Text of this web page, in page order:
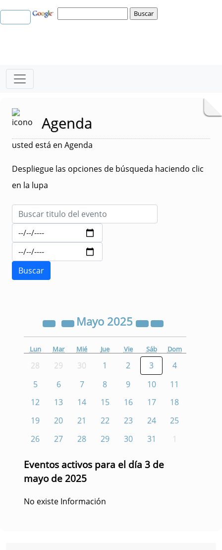
Agenda
usted está en Agenda
Despliegue las opciones de búsqueda haciendo clic
en la lupa
Mayo 2025
Lun Mar Mié Jue Vie Sáb Dom
28 29 30 1 2 3
4
5
6 7 8 9 10
11
12
13 14 15 16 17
18
19
20 21 22 23 24
25
26
27 28 29 30 31 1
Eventos activos para el día 3 de
mayo de 2025
No existe Información